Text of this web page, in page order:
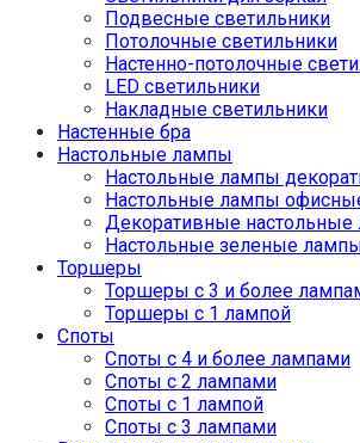
Подвесные светильники
Потолочные светильники
Настенно-потолочные
LED светильники
Накладные светильники
Настенные бра
Настольные лампы
Настольные лампы
Настольные лампы
Декоративные
Настольные зеленые
Торшеры
Торшеры с 3 и более
Торшеры с 1 лампой
Споты
Споты с 4 и более лампами
Споты с 2 лампами
Споты с 1 лампой
Споты с 3 лампами